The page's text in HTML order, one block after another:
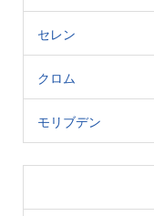
セレン
クロム
モリブデン